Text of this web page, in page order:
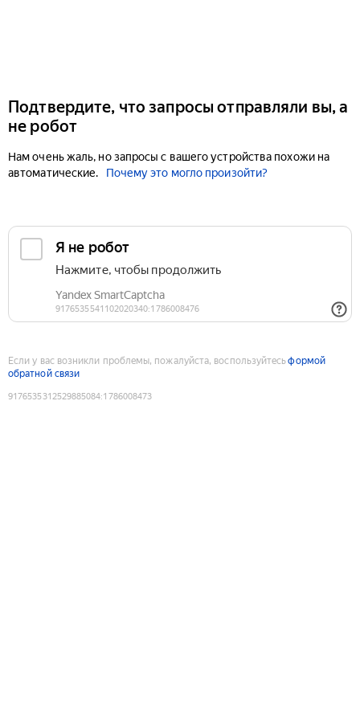
Подтвердите, что запросы отправляли вы, а
не робот
Нам очень жаль, но запросы с вашего устройства похожи на
автоматические.
Почему это могло произойти?
Если у вас возникли проблемы, пожалуйста, воспользуйтесьформой
обратной связи
9176535312529885084:1786008473